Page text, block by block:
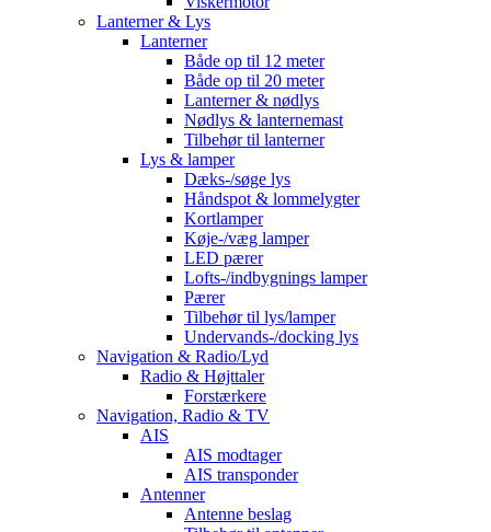
Lanterner & Lys
Lanterner
Både op til 12 meter
Både op til 20 meter
Lanterner & nødlys
Nødlys & lanternemast
Tilbehør til lanterner
Lys & lamper
Dæks-/søge lys
Håndspot & lommelygter
Kortlamper
Køje-/væg lamper
LED pærer
Lofts-/indbygnings lamper
Pærer
Tilbehør til lys/lamper
Undervands-/docking lys
Navigation & Radio/Lyd
Radio & Højttaler
Forstærkere
Navigation, Radio & TV
AIS
AIS modtager
AIS transponder
Antenner
Antenne beslag